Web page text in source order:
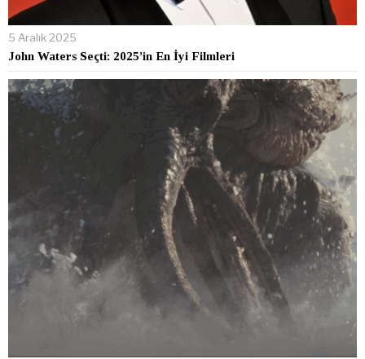
5 Aralık 2025
John Waters Seçti: 2025’in En İyi Filmleri